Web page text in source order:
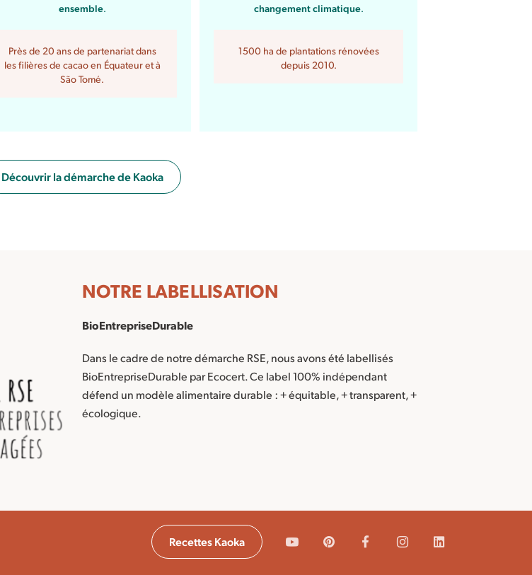
ensemble.
Près de 20 ans de partenariat dans
les filières de cacao en Équateur et à
São Tomé.
changement climatique.
1500 ha de plantations rénovées
depuis 2010.
Découvrir la démarche de Kaoka
NOTRE LABELLISATION
BioEntrepriseDurable
Dans le cadre de notre démarche RSE, nous avons été labellisés
BioEntrepriseDurable par Ecocert. Ce label 100% indépendant
défend un modèle alimentaire durable : + équitable, + transparent, +
écologique.
Recettes Kaoka